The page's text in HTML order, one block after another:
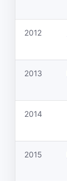
2012
2013
2014
2015